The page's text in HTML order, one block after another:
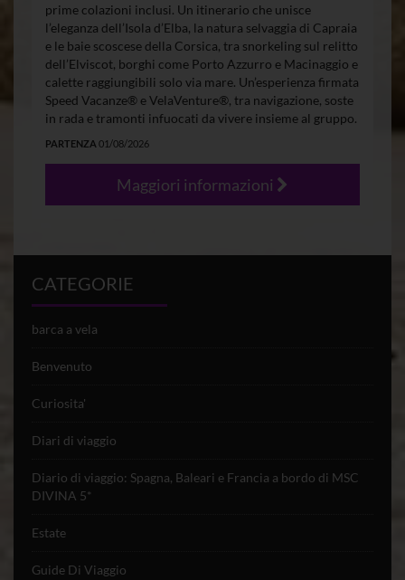
prime colazioni inclusi. Un itinerario che unisce
l’eleganza dell’Isola d’Elba, la natura selvaggia di Capraia
e le baie scoscese della Corsica, tra snorkeling sul relitto
dell’Elviscot, borghi come Porto Azzurro e Macinaggio e
calette raggiungibili solo via mare. Un’esperienza firmata
Speed Vacanze® e VelaVenture®, tra navigazione, soste
in rada e tramonti infuocati da vivere insieme al gruppo.
PARTENZA 01/08/2026
Maggiori informazioni
CATEGORIE
barca a vela
Benvenuto
Curiosita'
Diari di viaggio
Diario di viaggio: Spagna, Baleari e Francia a bordo di MSC
DIVINA 5*
Estate
Guide Di Viaggio